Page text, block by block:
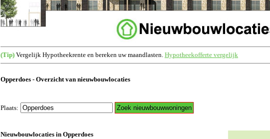
(Tip) Vergelijk Hypotheekrente en bereken uw maandlasten. Hypotheekofferte vergelijk
Opperdoes - Overzicht van nieuwbouwlocaties
Plaats:
Nieuwbouwlocaties in Opperdoes